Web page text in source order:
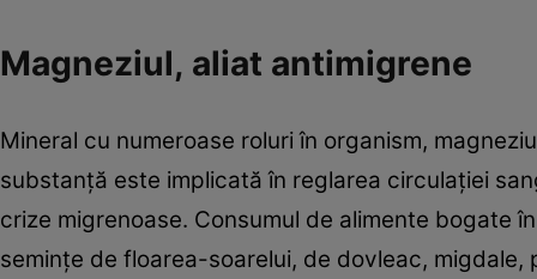
Magneziul, aliat antimigrene
Mineral cu numeroase roluri în organism,
substanţă este implicată în reglarea circulaţiei
crize migrenoase. Consumul de alimente bogate
seminţe de floarea-soarelui, de dovleac,